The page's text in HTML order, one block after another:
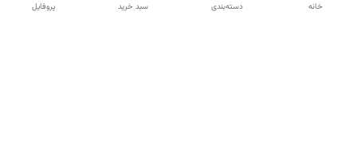
پروفایل سبد خرید دسته‌بندی خانه